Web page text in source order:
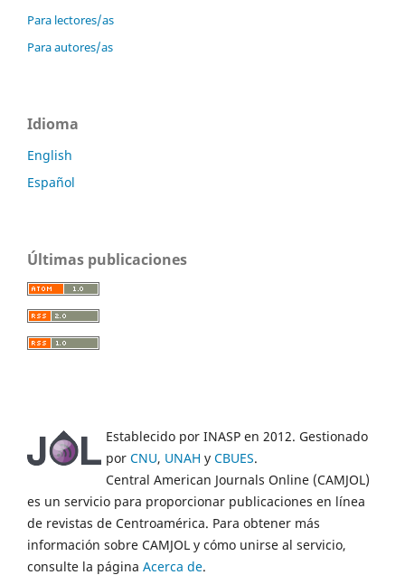
Para lectores/as
Para autores/as
Idioma
English
Español
Últimas publicaciones
Establecido por INASP en 2012. Gestionado
por CNU, UNAH y CBUES.
Central American Journals Online (CAMJOL)
es un servicio para proporcionar publicaciones en línea
de revistas de Centroamérica. Para obtener más
información sobre CAMJOL y cómo unirse al servicio,
consulte la página Acerca de.